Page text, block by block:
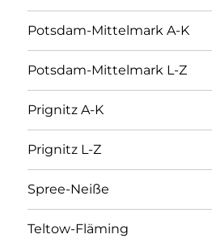
Potsdam-Mittelmark A-K
Potsdam-Mittelmark L-Z
Prignitz A-K
Prignitz L-Z
Spree-Neiße
Teltow-Fläming